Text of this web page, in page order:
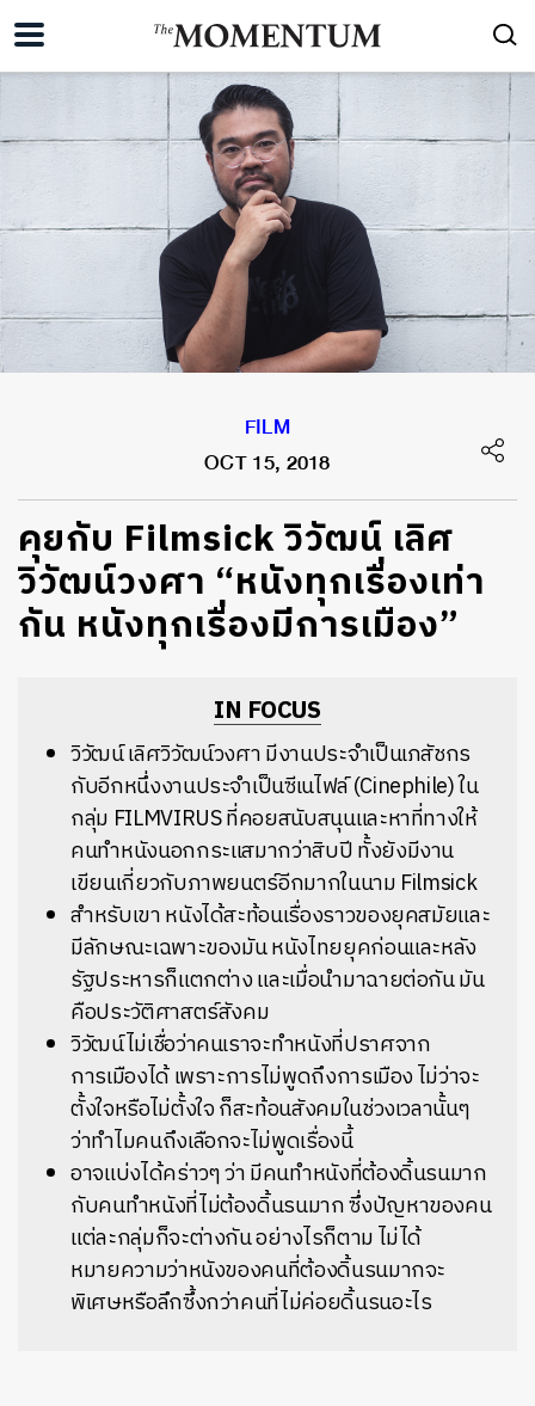
FILM
OCT 15, 2018
คุยกับ Filmsick วิวัฒน์ เลิศ
วิวัฒน์วงศา “หนังทุกเรื่องเท่า
กัน หนังทุกเรื่องมีการเมือง”
IN FOCUS
วิวัฒน์ เลิศวิวัฒน์วงศา มีงานประจำเป็นเภสัชกร
กับอีกหนึ่งงานประจำเป็นซีเนไฟล์ (Cinephile) ใน
กลุ่ม FILMVIRUS ที่คอยสนับสนุนและหาที่ทางให้
คนทำหนังนอกกระแสมากว่าสิบปี ทั้งยังมีงาน
เขียนเกี่ยวกับภาพยนตร์อีกมากในนาม Filmsick
สำหรับเขา หนังได้สะท้อนเรื่องราวของยุคสมัยและ
มีลักษณะเฉพาะของมัน หนังไทยยุคก่อนและหลัง
รัฐประหารก็แตกต่าง และเมื่อนำมาฉายต่อกัน มัน
คือประวัติศาสตร์สังคม
วิวัฒน์ไม่เชื่อว่าคนเราจะทำหนังที่ปราศจาก
การเมืองได้ เพราะการไม่พูดถึงการเมือง ไม่ว่าจะ
ตั้งใจหรือไม่ตั้งใจ ก็สะท้อนสังคมในช่วงเวลานั้นๆ
ว่าทำไมคนถึงเลือกจะไม่พูดเรื่องนี้
อาจแบ่งได้คร่าวๆ ว่า มีคนทำหนังที่ต้องดิ้นรนมาก
กับคนทำหนังที่ไม่ต้องดิ้นรนมาก ซึ่งปัญหาของคน
แต่ละกลุ่มก็จะต่างกัน อย่างไรก็ตาม ไม่ได้
หมายความว่าหนังของคนที่ต้องดิ้นรนมากจะ
พิเศษหรือลึกซึ้งกว่าคนที่ไม่ค่อยดิ้นรนอะไร